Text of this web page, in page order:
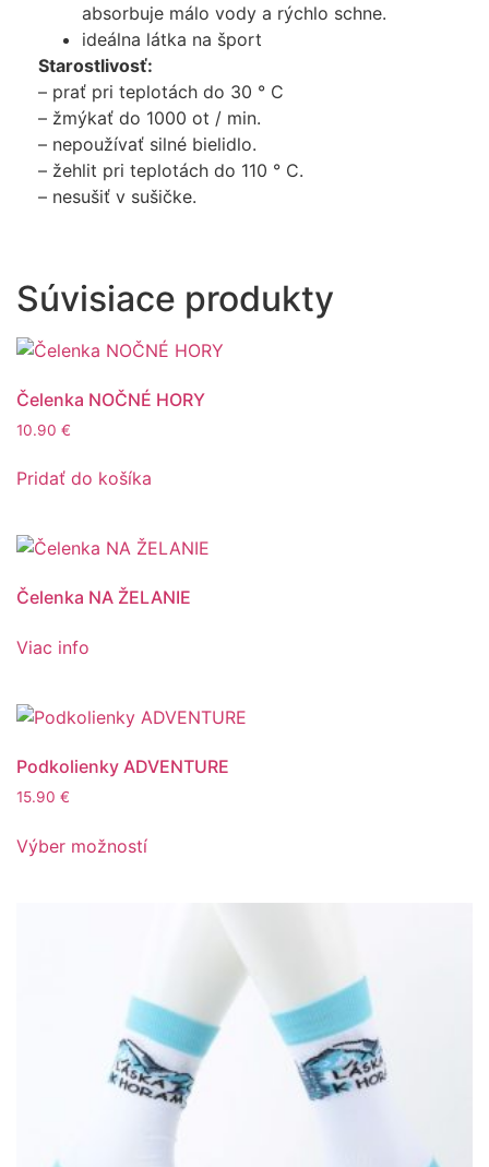
absorbuje málo vody a rýchlo schne.
ideálna látka na šport
Starostlivosť:
– prať pri teplotách do 30 ° C
– žmýkať do 1000 ot / min.
– nepoužívať silné bielidlo.
– žehlit pri teplotách do 110 ° C.
– nesušiť v sušičke.
Súvisiace produkty
Čelenka NOČNÉ HORY
10.90 €
Pridať do košíka
Čelenka NA ŽELANIE
Viac info
Podkolienky ADVENTURE
15.90 €
Výber možností